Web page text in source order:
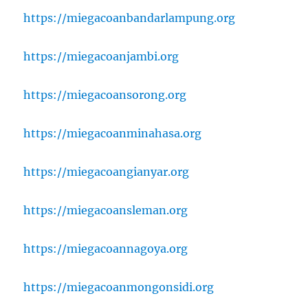
https://miegacoanbandarlampung.org
https://miegacoanjambi.org
https://miegacoansorong.org
https://miegacoanminahasa.org
https://miegacoangianyar.org
https://miegacoansleman.org
https://miegacoannagoya.org
https://miegacoanmongonsidi.org